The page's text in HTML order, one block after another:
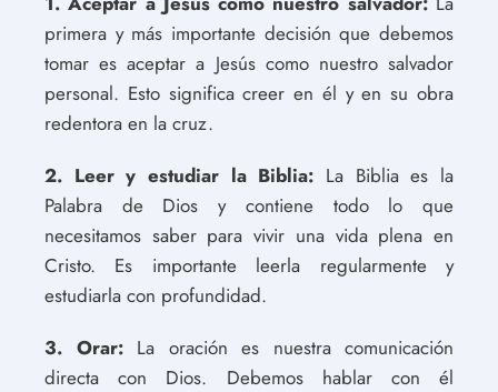
primera y más importante decisión que debemos
tomar es aceptar a Jesús como nuestro salvador
personal. Esto significa creer en él y en su obra
redentora en la cruz.
2. Leer y estudiar la Biblia: La Biblia es la
Palabra de Dios y contiene todo lo que
necesitamos saber para vivir una vida plena en
Cristo. Es importante leerla regularmente y
estudiarla con profundidad.
3. Orar:La oración es nuestra comunicación
directa con Dios. Debemos hablar con él